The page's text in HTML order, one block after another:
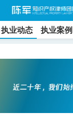
执业动态 执业案例